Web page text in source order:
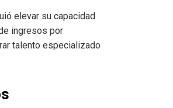
elevar su capacidad
ingresos por
talento especializado